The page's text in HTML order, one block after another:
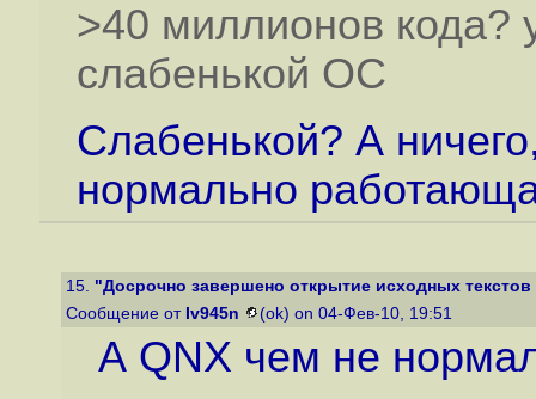
>40 миллионов кода?
слабенькой ОС
Слабенькой? А
нормально
15. "Досрочно завершено открытие исходных
Сообщение от Iv945n (ok) on 04-Фев-10, 19:51
А QNX чем не